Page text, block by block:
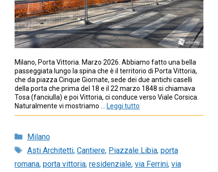
Milano, Porta Vittoria. Marzo 2026. Abbiamo fatto una bella
passeggiata lungo la spina che è il territorio di Porta Vittoria,
che da piazza Cinque Giornate, sede dei due antichi caselli
della porta che prima del 18 e il 22 marzo 1848 si chiamava
Tosa (fanciulla) e poi Vittoria, ci conduce verso Viale Corsica.
Naturalmente vi mostriamo …
Leggi tutto
Categorie
Milano
Tag
Asti Architetti, Cantiere, Piazzale Libia, porta
romana, porta vittoria, residenziale, via Ferrini, via